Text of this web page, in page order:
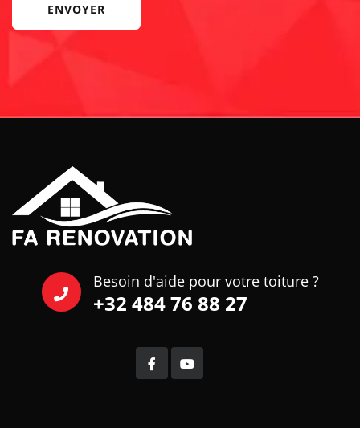
ENVOYER
Besoin d'aide pour votre toiture ?
+32 484 76 88 27